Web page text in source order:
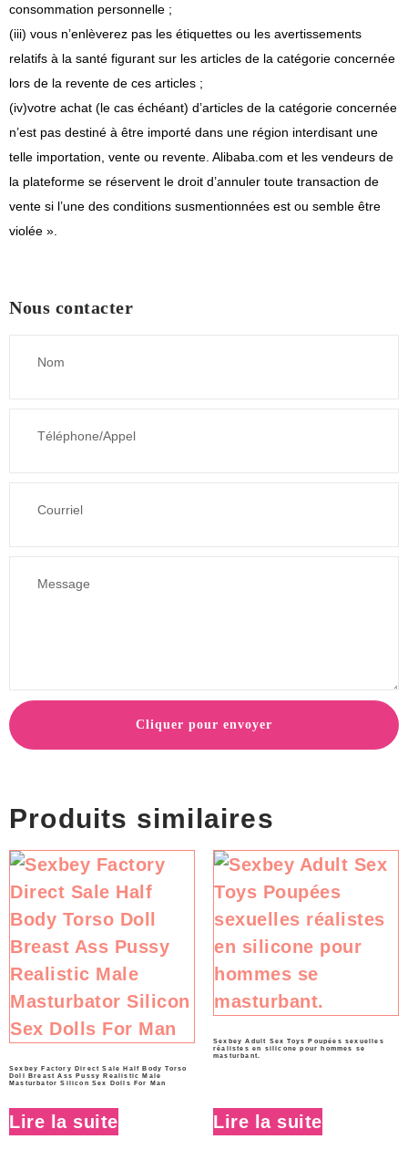
consommation personnelle ;
(iii) vous n’enlèverez pas les étiquettes ou les avertissements
relatifs à la santé figurant sur les articles de la catégorie concernée
lors de la revente de ces articles ;
(iv)votre achat (le cas échéant) d’articles de la catégorie concernée
n’est pas destiné à être importé dans une région interdisant une
telle importation, vente ou revente. Alibaba.com et les vendeurs de
la plateforme se réservent le droit d’annuler toute transaction de
vente si l’une des conditions susmentionnées est ou semble être
violée ».
Nous contacter
Cliquer pour envoyer
Produits similaires
Sexbey Factory Direct Sale Half Body Torso
Doll Breast Ass Pussy Realistic Male
Masturbator Silicon Sex Dolls For Man
Lire la suite
Sexbey Adult Sex Toys Poupées sexuelles
réalistes en silicone pour hommes se
masturbant.
Lire la suite